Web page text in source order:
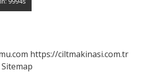
https://ciltmakinasi.com.tr
Sitemap